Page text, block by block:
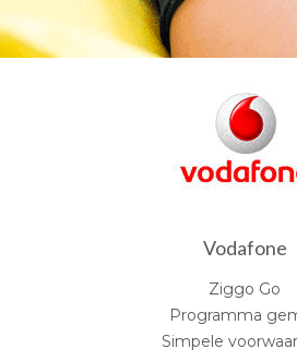
Vodafone
Ziggo Go
Programma
Simpele